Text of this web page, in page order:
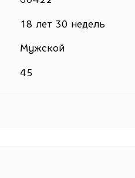
18 лет 30 недель
Мужской
45